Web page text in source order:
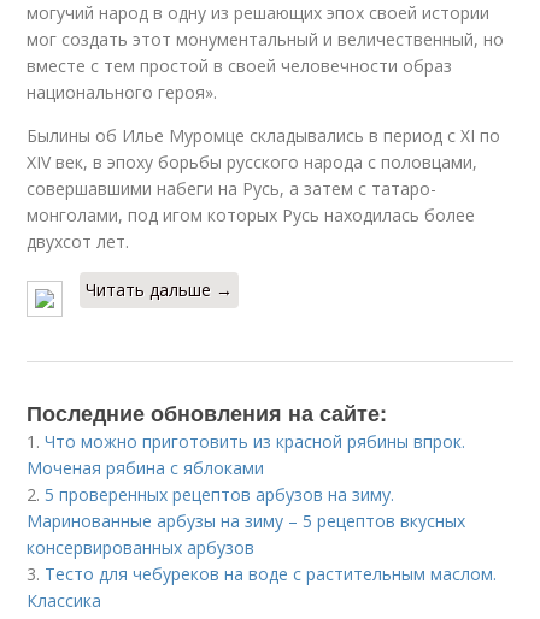
могучий народ в одну из решающих эпох своей истории
мог создать этот монументальный и величественный, но
вместе с тем простой в своей человечности образ
национального героя».
Былины об Илье Муромце складывались в период с XI по
XIV век, в эпоху борьбы русского народа с половцами,
совершавшими набеги на Русь, а затем с татаро-
монголами, под игом которых Русь находилась более
двухсот лет.
Читать дальше →
Последние обновления на сайте:
1.Что можно приготовить из красной рябины впрок.
Моченая рябина с яблоками
2. 5 проверенных рецептов арбузов на зиму.
Маринованные арбузы на зиму – 5 рецептов вкусных
консервированных арбузов
3. Тесто для чебуреков на воде с растительным маслом.
Классика